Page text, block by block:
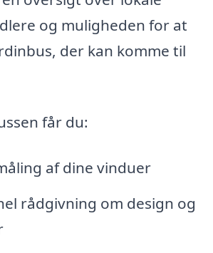
og muligheden for at
der kan komme til
får du:
af dine vinduer
rådgivning om design og